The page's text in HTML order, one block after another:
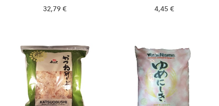
32,79 € 4,45 €